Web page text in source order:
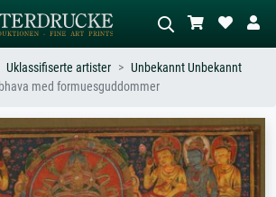
eller stil – for
bølgen, akt.
Beskriv scenen – for eksempel grønn
eng, abstrakt med mye rødt, mørkt
oljemaleri, stående akt ved et tre.
Uklassifiserte artister
Unbekannt Unbekannt
med formuesguddommer